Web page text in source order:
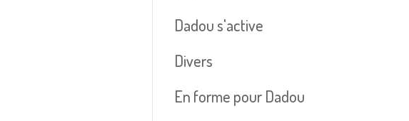
Dadou s'active
Divers
En forme pour Dadou